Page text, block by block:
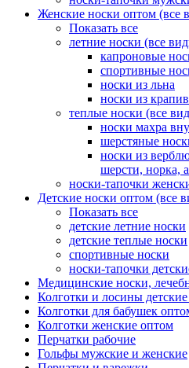
Женские носки оптом (все
Показать все
летние носки (все
капроновые
спортивные
носки из льна
носки из
теплые носки (все
носки махра
шерстяные
носки из
шерсти, норка,
носки-тапочки
Детские носки оптом (все
Показать все
детские летние носки
детские теплые носки
спортивные носки
носки-тапочки
Медицинские носки,
Колготки и лосины
Колготки для бабушек
Колготки женские оптом
Перчатки рабочие
Гольфы мужские и женские